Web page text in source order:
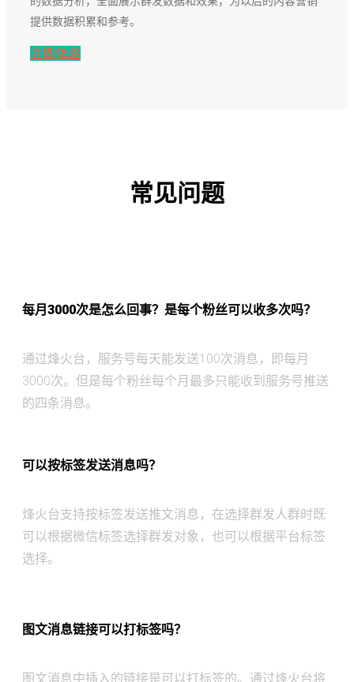
提供数据积累和参考。
立即体验
常见问题
每月3000次是怎么回事？是每个粉丝可以收多次吗？
通过烽火台，服务号每天能发送100次消息，即每月
3000次。但是每个粉丝每个月最多只能收到服务号推送
的四条消息。
可以按标签发送消息吗？
烽火台支持按标签发送推文消息，在选择群发人群时既
可以根据微信标签选择群发对象，也可以根据平台标签
选择。
图文消息链接可以打标签吗？
图文消息中插入的链接是可以打标签的。通过烽火台将